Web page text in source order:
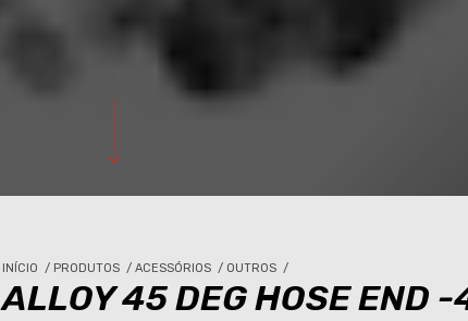
INÍCIO / PRODUTOS / ACESSÓRIOS / OUTROS /
ALLOY 45 DEG HOSE END